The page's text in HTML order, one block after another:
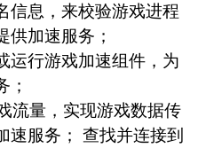
信息，来校验游戏进程
供加速服务；
运行游戏加速组件，为
；
流量，实现游戏数据传
速服务； 查找并连接到